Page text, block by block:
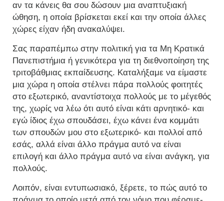
αν τα κάνεις θα σου δώσουν μια αναπτυξιακή
ώθηση, η οποία βρίσκεται εκεί και την οποία άλλες
χώρες είχαν ήδη ανακαλύψει.
Σας παραπέμπω στην πολιτική για τα Μη Κρατικά
Πανεπιστήμια ή γενικότερα για τη διεθνοποίηση της
τριτοβάθμιας εκπαίδευσης. Καταλήξαμε να είμαστε
μια χώρα η οποία στέλνει πάρα πολλούς φοιτητές
στο εξωτερικό, αναντίστοιχα πολλούς με το μέγεθός
της, χωρίς να λέω ότι αυτό είναι κάτι αρνητικό- και
εγώ ίδιος έχω σπουδάσει, έχω κάνει ένα κομμάτι
των σπουδών μου στο εξωτερικό- και πολλοί από
εσάς, αλλά είναι άλλο πράγμα αυτό να είναι
επιλογή και άλλο πράγμα αυτό να είναι ανάγκη, για
πολλούς.
Λοιπόν, είναι εντυπωσιακό, ξέρετε, το πώς αυτό το